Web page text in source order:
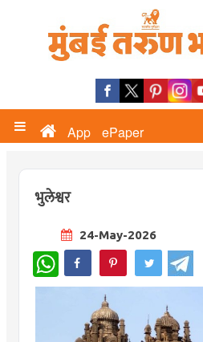
App ePaper
भुलेश्वर
24-May-2026
WhatsApp